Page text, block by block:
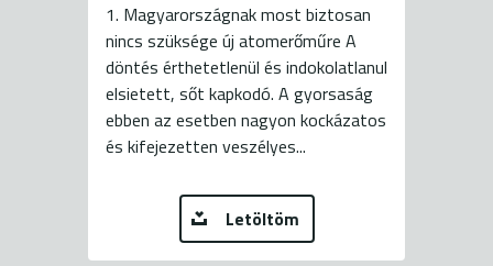
1. Magyarországnak most biztosan
nincs szüksége új atomerőműre A
döntés érthetetlenül és indokolatlanul
elsietett, sőt kapkodó. A gyorsaság
ebben az esetben nagyon kockázatos
és kifejezetten veszélyes...
Letöltöm